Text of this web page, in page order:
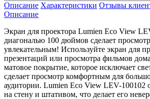
Описание Характеристики Отзывы
Описание
Экран для проектора Lumien Eco View
диагональю 100 дюймов сделает
увлекательным! Используйте экран для
презентаций или просмотра фильмов
матовое покрытие, которое исключает
сделает просмотр комфортным для
аудитории. Lumien Eco View LEV-100102
на стену и штативом, что делает его